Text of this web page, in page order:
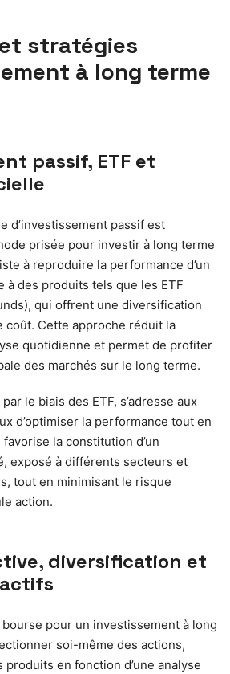
stratégies
à long terme
passif, ETF et
d’investissement passif est
prisée pour investir à long terme
à reproduire la performance d’un
à des produits tels que les ETF
qui offrent une diversification
coût. Cette approche réduit la
quotidienne et permet de profiter
des marchés sur le long terme.
le biais des ETF, s’adresse aux
d’optimiser la performance tout en
la constitution d’un
exposé à différents secteurs et
tout en minimisant le risque
action.
diversification et
bourse pour un investissement à long
soi-même des actions,
en fonction d’une analyse